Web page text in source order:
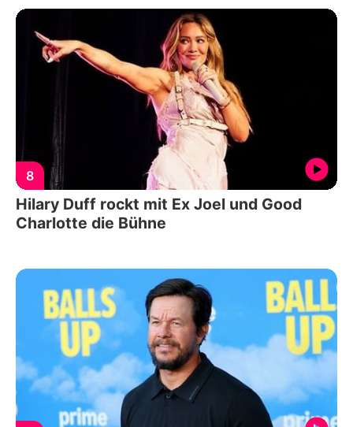
8
Hilary Duff rockt mit Ex Joel und Good
Charlotte die Bühne